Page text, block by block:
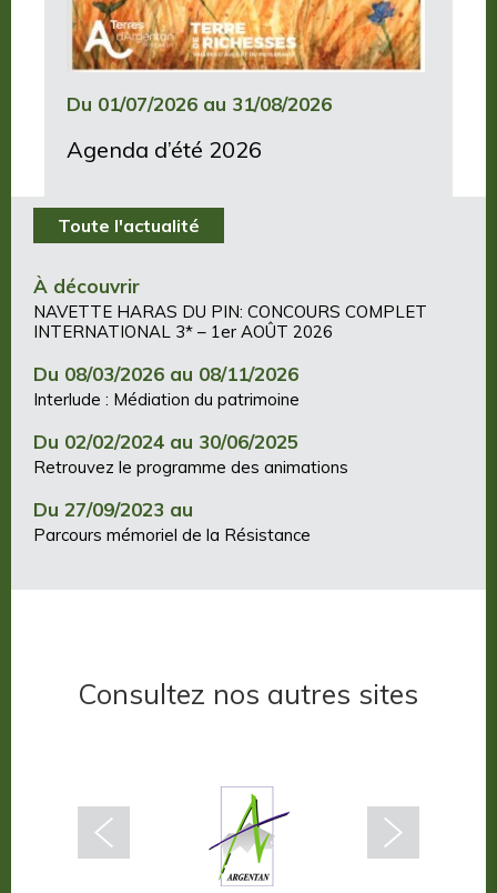
Du 01/07/2026 au 31/08/2026
Agenda d’été 2026
Toute l'actualité
À découvrir
NAVETTE HARAS DU PIN: CONCOURS COMPLET
INTERNATIONAL 3* – 1er AOÛT 2026
Du 08/03/2026 au 08/11/2026
Interlude : Médiation du patrimoine
Du 02/02/2024 au 30/06/2025
Retrouvez le programme des animations
Du 27/09/2023 au
Parcours mémoriel de la Résistance
Consultez nos autres sites